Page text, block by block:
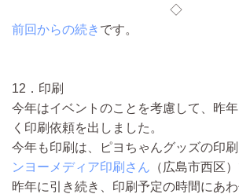
◇
前回からの続き です。
12．印刷
今年はイベントのことを考慮して、昨
く印刷依頼を出しました。
今年も印刷は、ピヨちゃんグッズの印
ンヨーメディア印刷さん （広島市西区）
昨年に引き続き、 印刷予定の時間にあ